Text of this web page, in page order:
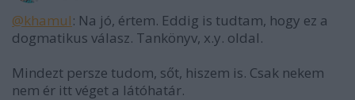
@khamul: Na jó, értem. Eddig is tudtam, hogy ez a
dogmatikus válasz. Tankönyv, x.y. oldal.
Mindezt persze tudom, sőt, hiszem is. Csak nekem
nem ér itt véget a látóhatár.